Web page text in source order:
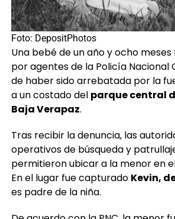
Foto: DepositPhotos
Una bebé de un año y ocho
por agentes de la Policía Nacional
de haber sido arrebatada por la
a un costado del parque central
Baja Verapaz.
Tras recibir la denuncia, las
operativos de búsqueda y
permitieron ubicar a la menor en
En el lugar fue capturado Kevin,
es padre de la niña.